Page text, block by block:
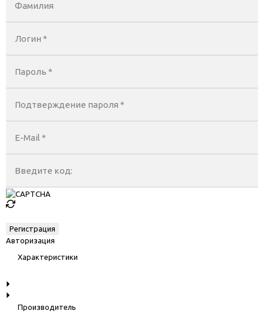
Фамилия
Логин *
Пароль *
Подтверждение пароля *
E-Mail *
Введите код:
Авторизация
Характеристики
Производитель